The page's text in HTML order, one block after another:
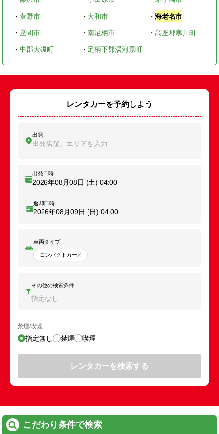
・ 秦野市 ・ 大和市 ・海老名市
・ 座間市 ・ 南足柄市 ・高座郡寒川町
・ 中郡大磯町 ・ 足柄下郡湯河原町
レンタカーを予約しよう
出発
出発店舗、エリアを入力
出発日時
2026年08月08日 (土) 04:00
返却日時
2026年08月09日 (日) 04:00
車両タイプ
コンパクトカー
その他の検索条件
指定なし
禁煙/喫煙
指定無し 禁煙 喫煙
レンタカーを検索する
こだわり条件で検索